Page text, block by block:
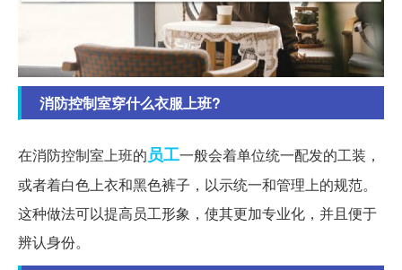
消防控制室穿什么衣服上班?
在消防控制室上班的员工一般会着单位统一配发的工装，
或者着白色上衣和黑色裤子，以示统一和管理上的规范。
这种做法可以提高员工形象，使其更加专业化，并且便于
辨认身份。